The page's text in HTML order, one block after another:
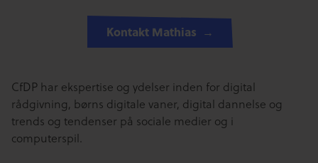
Kontakt Mathias
CfDP har ekspertise og ydelser inden for digital
rådgivning, børns digitale vaner, digital dannelse og
trends og tendenser på sociale medier og i
computerspil.